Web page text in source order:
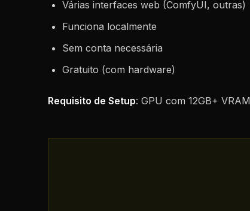
Várias interfaces web (ComfyUI, outras)
Funciona localmente
Sem conta necessária
Gratuito (com hardware)
Requisito de Setup: GPU com 12GB+ VRAM